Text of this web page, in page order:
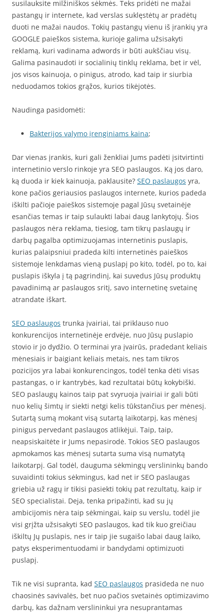
susilauksite milžiniškos sėkmės. Teks pridėti ne mažai
pastangų ir internete, kad verslas suklęstėtų ar pradėtų
duoti ne mažai naudos. Tokių pastangų vienu iš įrankių yra
GOOGLE paieškos sistema, kurioje galima užsisakyti
reklamą, kuri vadinama adwords ir būti aukščiau visų.
Galima pasinaudoti ir socialinių tinklų reklama, bet ir vėl,
jos visos kainuoja, o pinigus, atrodo, kad taip ir siurbia
neduodamos tokios grąžos, kurios tikėjotės.
Naudinga pasidomėti:
Bakterijos valymo įrenginiams kaina;
Dar vienas įrankis, kuri gali ženkliai Jums padėti įsitvirtinti
internetinio verslo rinkoje yra SEO paslaugos. Ką jos daro,
ką duoda ir kiek kainuoja, paklausite? SEO paslaugos yra,
kone pačios geriausios paslaugos internete, kurios padeda
iškilti pačioje paieškos sistemoje pagal Jūsų svetainėje
esančias temas ir taip sulaukti labai daug lankytojų. Šios
paslaugos nėra reklama, tiesiog, tam tikrų paslaugų ir
darbų pagalba optimizuojamas internetinis puslapis,
kurias palaipsniui pradeda kilti internetinės paieškos
sistemoje lenkdamas vieną puslapį po kito, todėl, po to, kai
puslapis iškyla į tą pagrindinį, kai suvedus Jūsų produktų
pavadinimą ar paslaugos sritį, savo internetinę svetainę
atrandate iškart.
SEO paslaugos trunka įvairiai, tai priklauso nuo
konkurencijos internetinėje erdvėje, nuo Jūsų puslapio
stovio ir jo dydžio. O terminai yra įvairūs, pradedant keliais
mėnesiais ir baigiant keliais metais, nes tam tikros
pozicijos yra labai konkurencingos, todėl tenka dėti visas
pastangas, o ir kantrybės, kad rezultatai būtų kokybiški.
SEO paslaugų kainos taip pat svyruoja įvairiai ir gali būti
nuo kelių šimtų ir siekti netgi kelis tūkstančius per mėnesį.
Sutartą sumą mokant visą sutartą laikotarpį, kas mėnesį
pinigus pervedant paslaugos atlikėjui. Taip, taip,
neapsiskaitėte ir Jums nepasirodė. Tokios SEO paslaugos
apmokamos kas mėnesį sutarta suma visą numatytą
laikotarpį. Gal todėl, dauguma sėkmingų verslininkų bando
suvaidinti tokius sėkmingus, kad net ir SEO paslaugas
griebia už ragų ir tikisi pasiekti tokių pat rezultatų, kaip ir
SEO specialistai. Deja, tenka pripažinti, kad su jų
ambicijomis nėra taip sėkmingai, kaip su verslu, todėl jie
visi grįžta užsisakyti SEO paslaugos, kad tik kuo greičiau
iškiltų Jų puslapis, nes ir taip jie sugaišo labai daug laiko,
patys eksperimentuodami ir bandydami optimizuoti
puslapį.
Tik ne visi supranta, kad SEO paslaugos prasideda ne nuo
chaosinės savivalės, bet nuo pačios svetainės optimizavimo
darbų, kas dažnam verslininkui yra nesuprantamas